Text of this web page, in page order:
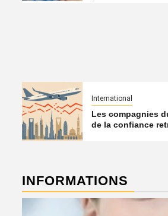
International
Les compagnies
de la confiance
INFORMATIONS